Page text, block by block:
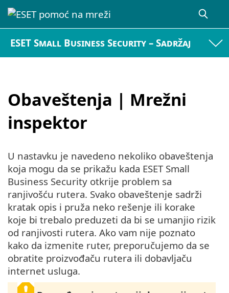
ESET Small Business Security – Sadržaj
Obaveštenja | Mrežni
inspektor
U nastavku je navedeno nekoliko obaveštenja
koja mogu da se prikažu kada ESET Small
Business Security otkrije problem sa
ranjivošću rutera. Svako obaveštenje sadrži
kratak opis i pruža neko rešenje ili korake
koje bi trebalo preduzeti da bi se umanjio rizik
od ranjivosti rutera. Ako vam nije poznato
kako da izmenite ruter, preporučujemo da se
obratite proizvođaču rutera ili dobavljaču
internet usluga.